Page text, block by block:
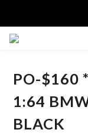
PO-$160
1:64
BLACK